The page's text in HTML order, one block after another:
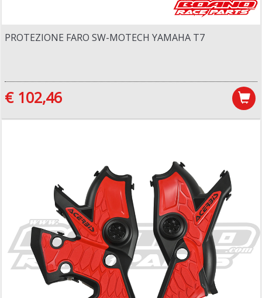
PROTEZIONE FARO SW-MOTECH YAMAHA T7
€ 102,46